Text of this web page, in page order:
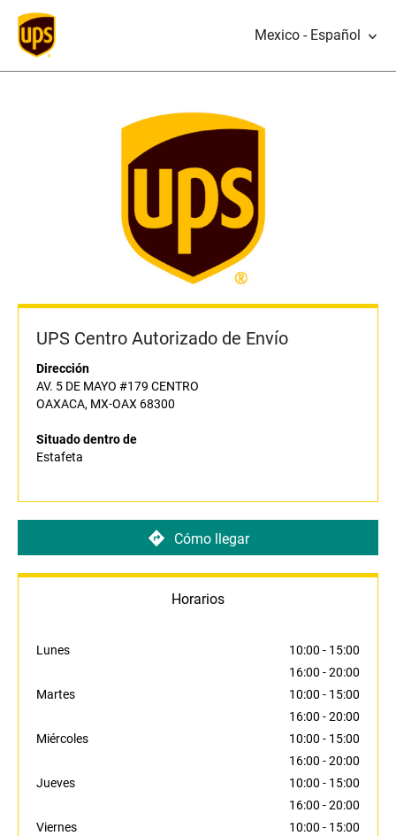
Mexico - Español
UPS Centro Autorizado de Envío
Dirección
AV. 5 DE MAYO #179 CENTRO
OAXACA, MX-OAX 68300
Situado dentro de
Estafeta
Cómo llegar
Horarios
Lunes 10:00 - 15:00
16:00 -20:00
Martes
10:00 - 15:00
16:00 -20:00
Miércoles
10:00 - 15:00
16:00 -20:00
Jueves
10:00 - 15:00
16:00 -20:00
Viernes
10:00 - 15:00